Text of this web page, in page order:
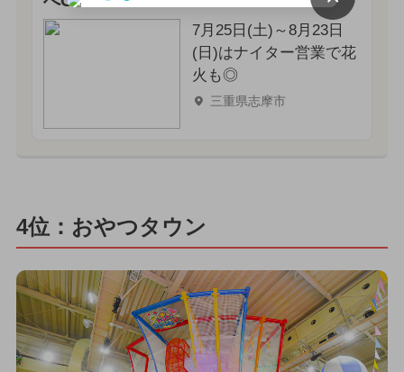
7月25日(土)～8月23日
(日)はナイター営業で花
火も◎
三重県志摩市
4位：おやつタウン